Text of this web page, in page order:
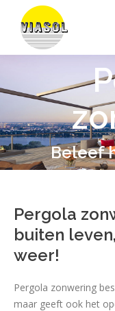
Beleef
Pergola
buiten
weer!
Pergola zonwering
maar geeft ook het